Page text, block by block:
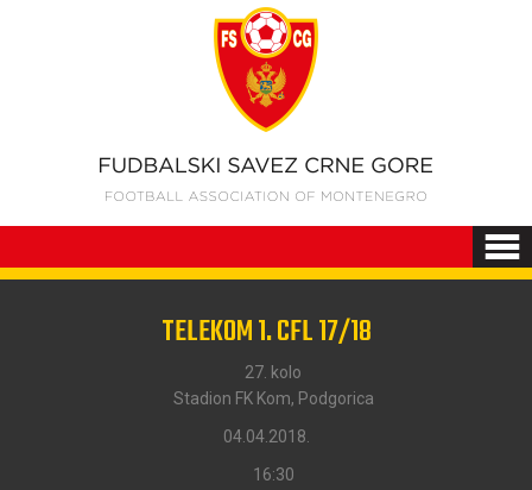
TELEKOM 1. CFL 17/18
27. kolo
Stadion FK Kom, Podgorica
04.04.2018.
16:30